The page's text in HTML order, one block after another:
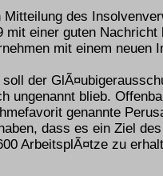
Mitteilung des
mit einer guten
mit einem neuen
soll der
ungenannt blieb.
genannte
dass es ein Ziel
ArbeitsplÃ¤tze zu